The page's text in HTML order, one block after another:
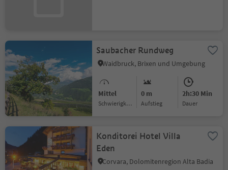
Saubacher Rundweg
Waidbruck, Brixen und Umgebung
Mittel
Schwierigkeitsgrad
0 m
Aufstieg
2h:30 Min
Dauer
Konditorei Hotel Villa
Eden
Corvara, Dolomitenregion Alta Badia